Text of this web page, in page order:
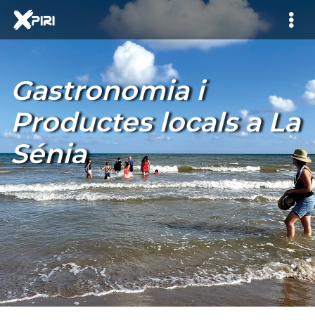
Gastronomia i
Productes locals a La
Sénia